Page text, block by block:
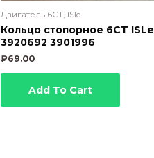
Двигатель 6CT, ISle
Кольцо стопорное 6CT ISLe
3920692 3901996
₽69.00
Add To Cart